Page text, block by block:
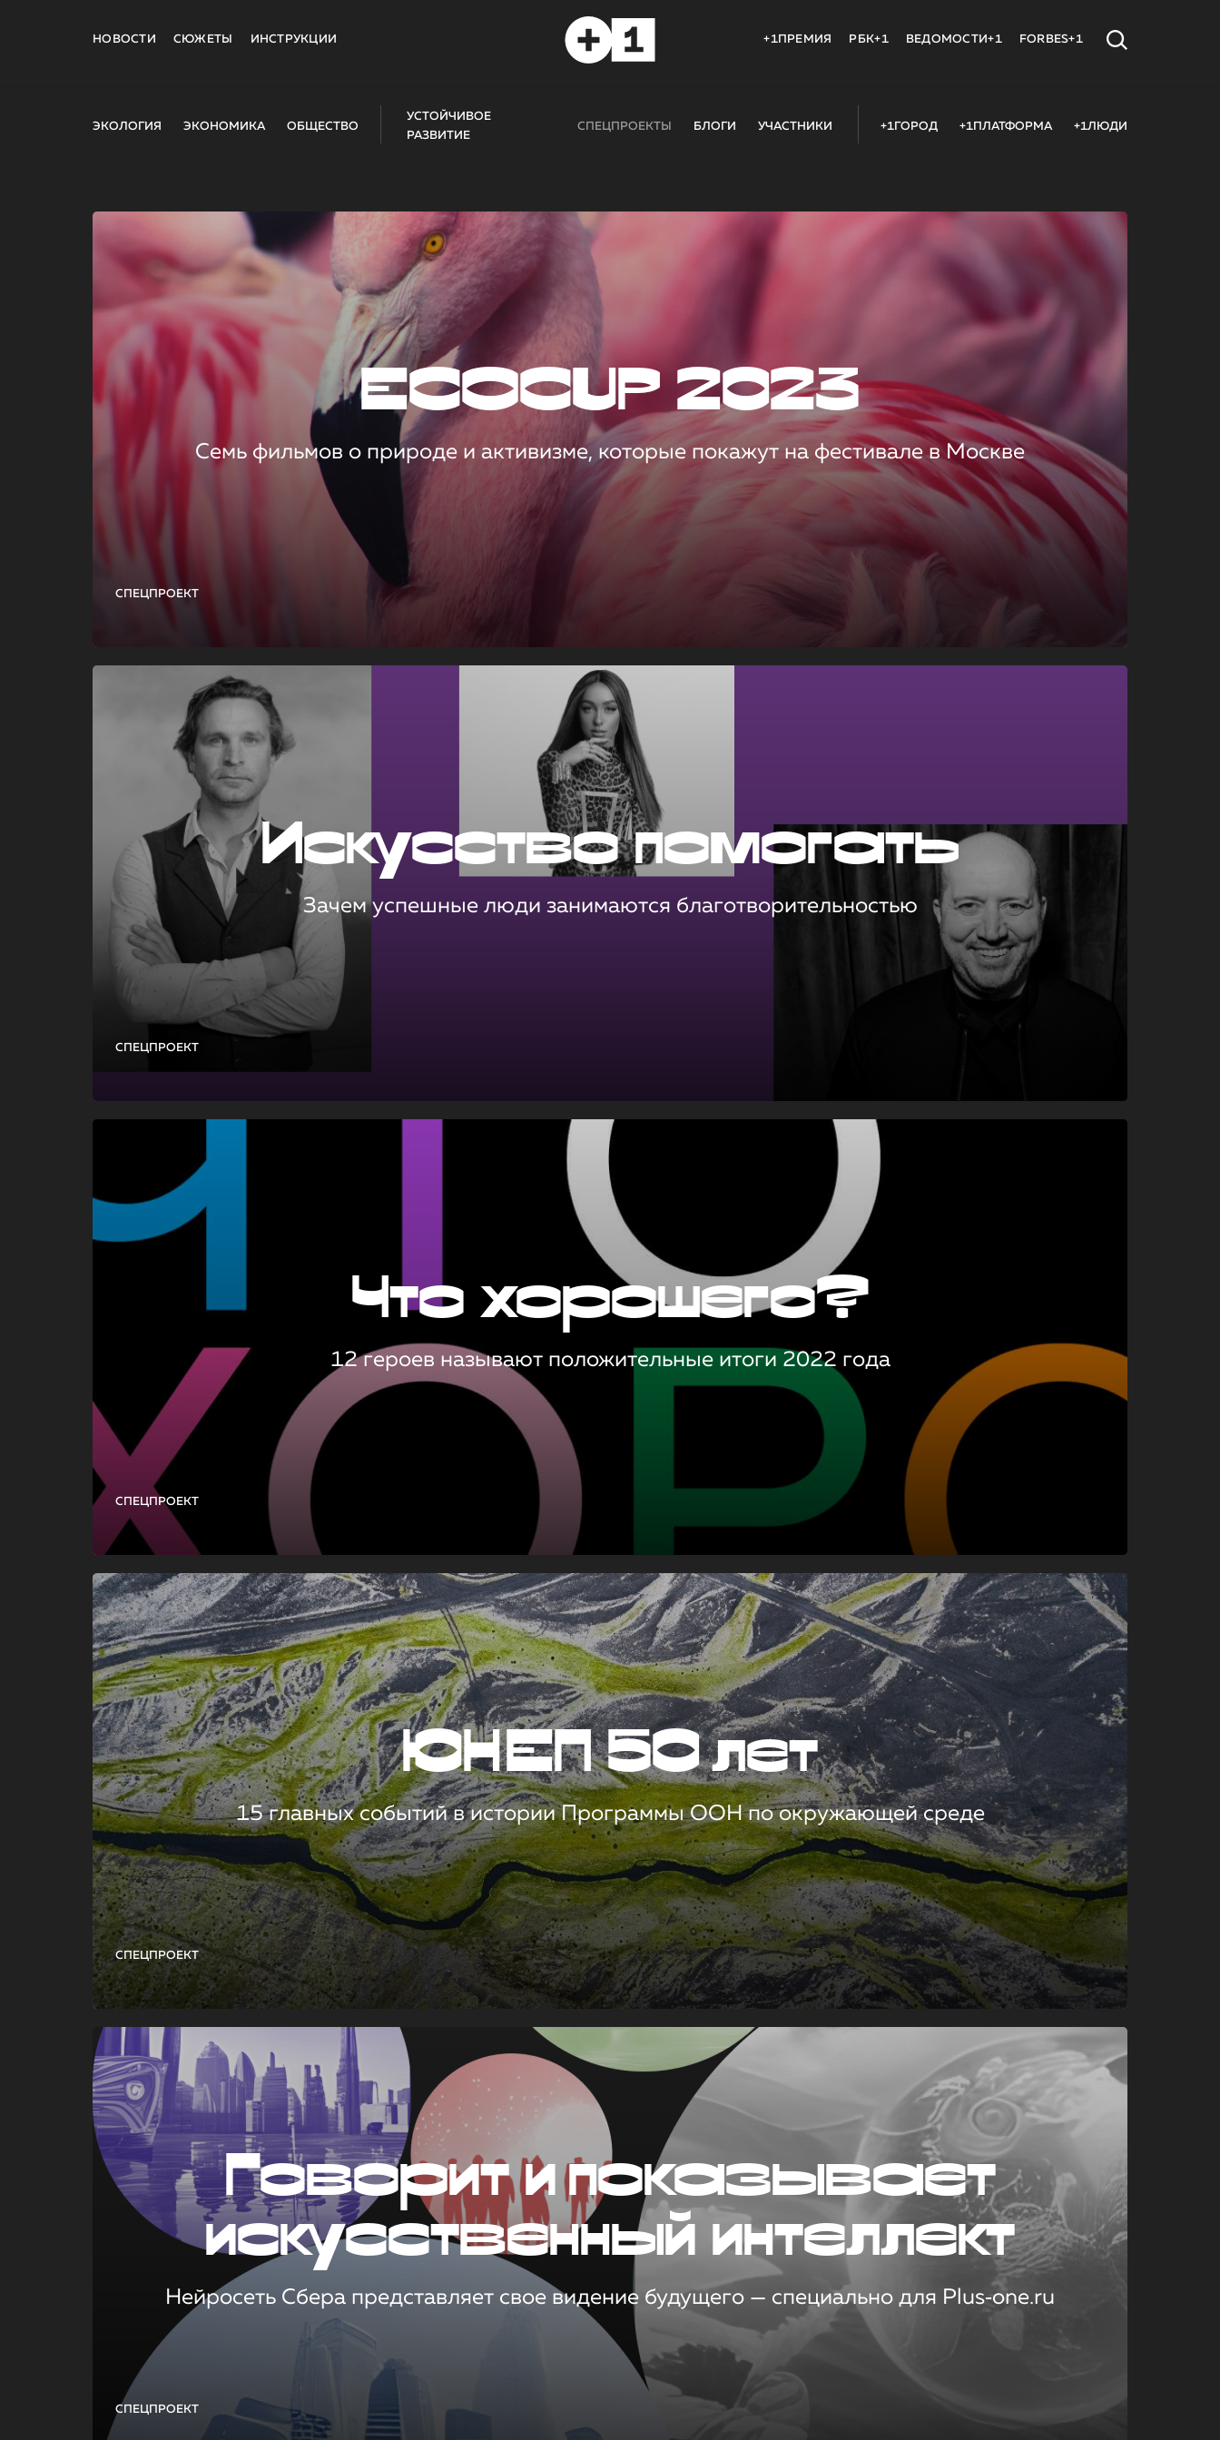
НОВОСТИ СЮЖЕТЫ ИНСТРУКЦИИ +1ПРЕМИЯ РБК+1 ВЕДОМОСТИ+1 FORBES+1
ЭКОЛОГИЯ ЭКОНОМИКА ОБЩЕСТВО
УСТОЙЧИВОЕ
РАЗВИТИЕ
СПЕЦПРОЕКТЫ БЛОГИ УЧАСТНИКИ +1ГОРОД +1ПЛАТФОРМА +1ЛЮДИ
СПЕЦПРОЕКТ
ECOCUP 2023
Семь фильмов о природе и активизме, которые покажут на фестивале в Москве
СПЕЦПРОЕКТ
Искусство помогать
Зачем успешные люди занимаются благотворительностью
СПЕЦПРОЕКТ
Что хорошего?
12 героев называют положительные итоги 2022 года
СПЕЦПРОЕКТ
ЮНЕП 50 лет
15 главных событий в истории Программы ООН по окружающей среде
СПЕЦПРОЕКТ
Говорит и показывает
искусственный интеллект
Нейросеть Сбера представляет свое видение будущего — специально для Plus‑one.ru